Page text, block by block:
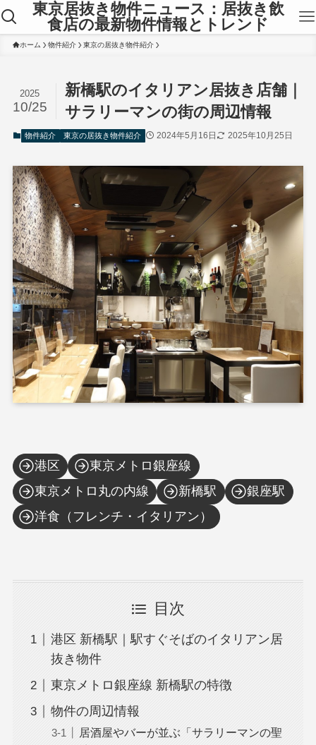
東京居抜き物件ニュース：居抜き飲
食店の最新物件情報とトレンド
ホーム 物件紹介 東京の居抜き物件紹介
新橋駅のイタリアン居抜き店舗｜
サラリーマンの街の周辺情報
2025
10/25
物件紹介 東京の居抜き物件紹介 2024年5月16日 2025年10月25日
港区
東京メトロ銀座線
東京メトロ丸の内線
新橋駅
銀座駅
洋食（フレンチ・イタリアン）
目次
港区 新橋駅｜駅すぐそばのイタリアン居
抜き物件
東京メトロ銀座線 新橋駅の特徴
物件の周辺情報
居酒屋やバーが並ぶ「サラリーマンの聖